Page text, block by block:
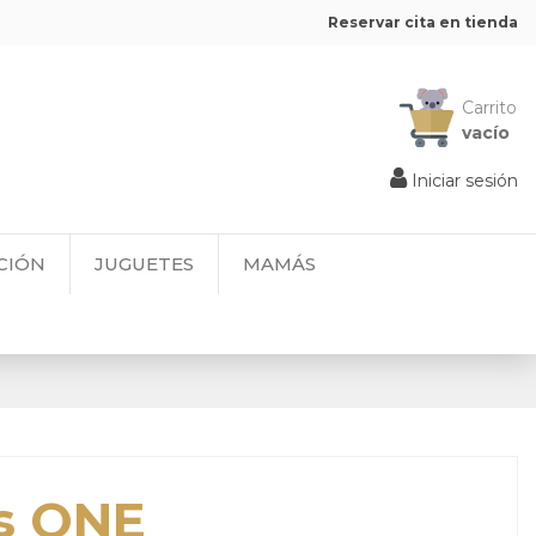
Reservar cita en tienda
Carrito
vacío
Iniciar sesión
JUGUETES MAMÁS
ONE